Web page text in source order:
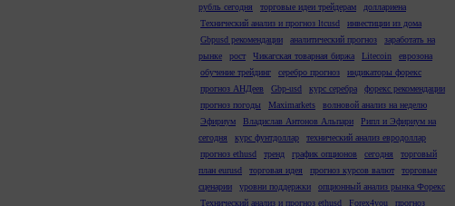
рубль сегодня
торговые идеи трейдерам
доллариена
Технический анализ и прогноз ltcusd
инвестиции из дома
Gbpusd рекомендации
аналитический прогноз
заработать на
рынке
рост Чикагская товарная биржа Litecoin
еврозона
обучение трейдинг
серебро прогноз
индикаторы форекс
прогноз АНДеев
Gbp-usd курс серебра
форекс рекомендации
прогноз погоды
Maximarkets
волновой анализ на неделю
Эфириум
Владислав Антонов Альпари
Рипл и Эфириум на
сегодня
курс фунтдоллар
технический анализ евродоллар
прогноз ethusd
тренд график опционов сегодня
торговый
план eurusd
торговая идея прогноз курсов валют
торговые
сценарии
уровни поддержки
опционный анализ рынка Форекс
Технический анализ и прогноз ethusd
Forex4you прогноз